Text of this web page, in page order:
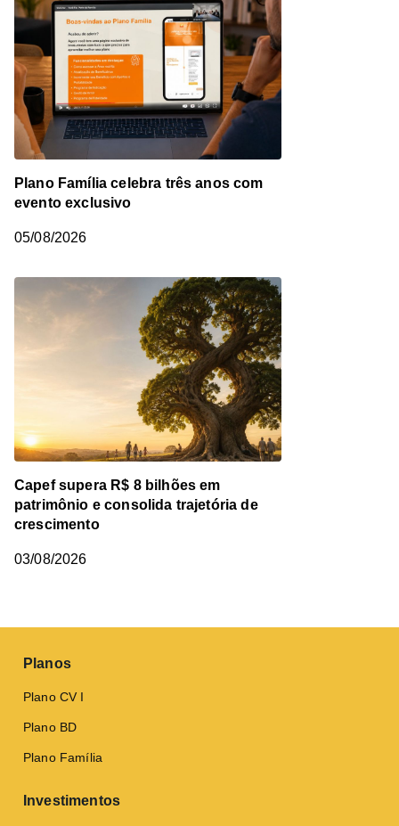
Plano Família celebra três anos com
evento exclusivo
05/08/2026
Capef supera R$ 8 bilhões em
patrimônio e consolida trajetória de
crescimento
03/08/2026
Planos
Plano CV I
Plano BD
Plano Família
Investimentos